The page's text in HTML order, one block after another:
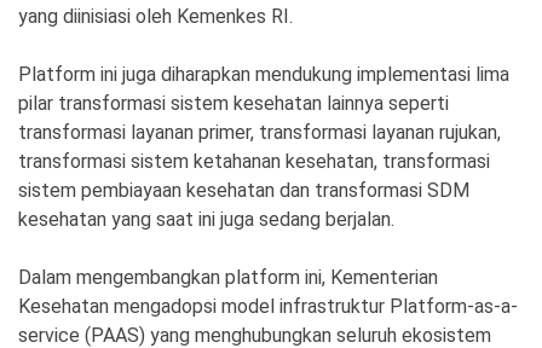
yang diinisiasi oleh Kemenkes RI.
Platform ini juga diharapkan mendukung implementasi lima
pilar transformasi sistem kesehatan lainnya seperti
transformasi layanan primer, transformasi layanan rujukan,
transformasi sistem ketahanan kesehatan, transformasi
sistem pembiayaan kesehatan dan transformasi SDM
kesehatan yang saat ini juga sedang berjalan.
Dalam mengembangkan platform ini, Kementerian
Kesehatan mengadopsi model infrastruktur Platform-as-a-
service (PAAS) yang menghubungkan seluruh ekosistem